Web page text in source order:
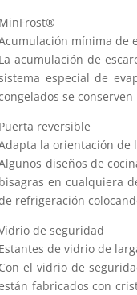
MinFrost®
mínima de
La acumulación de
especial de
se
Puerta reversible
la orientación de
diseños de
bisagras en cualquiera
refrigeración
de seguridad
Estantes de vidrio de
Con el vidrio de
fabricados con